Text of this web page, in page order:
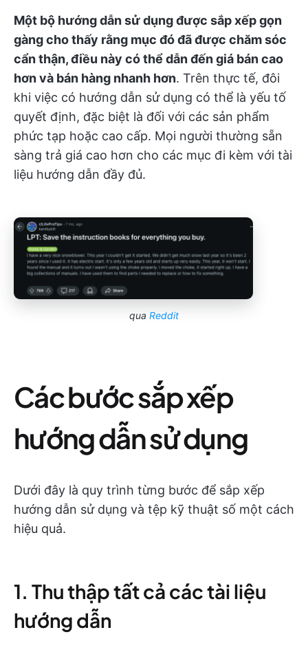
Một bộ hướng dẫn sử dụng được sắp xếp gọn
gàng cho thấy rằng mục đó đã được chăm sóc
cẩn thận, điều này có thể dẫn đến giá bán cao
hơn và bán hàng nhanh hơn. Trên thực tế, đôi
khi việc có hướng dẫn sử dụng có thể là yếu tố
quyết định, đặc biệt là đối với các sản phẩm
phức tạp hoặc cao cấp. Mọi người thường sẵn
sàng trả giá cao hơn cho các mục đi kèm với tài
liệu hướng dẫn đầy đủ.
qua Reddit
Các bước sắp xếp
hướng dẫn sử dụng
Dưới đây là quy trình từng bước để sắp xếp
hướng dẫn sử dụng và tệp kỹ thuật số một cách
hiệu quả.
1. Thu thập tất cả các tài liệu
hướng dẫn